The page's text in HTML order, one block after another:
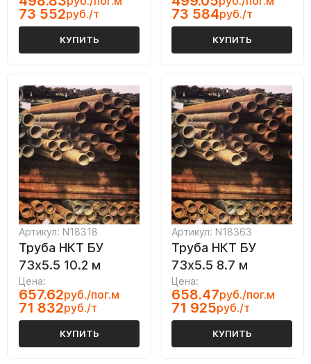
73 552руб./т
КУПИТЬ
73 584руб./т
КУПИТЬ
Артикул: N18318
Труба НКТ БУ
73х5.5 10.2 м
Цена:
657.62руб./пог.м
71 832руб./т
КУПИТЬ
Артикул: N18363
Труба НКТ БУ
73х5.5 8.7 м
Цена:
658.47руб./пог.м
71 925руб./т
КУПИТЬ